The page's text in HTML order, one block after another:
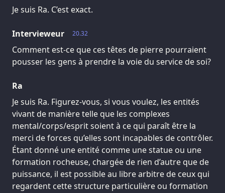
Je suis Ra. C’est exact.
20.32
Intervieweur
Comment est-ce que ces têtes de pierre pourraient
pousser les gens à prendre la voie du service de soi?
Ra
Je suis Ra. Figurez-vous, si vous voulez, les entités
vivant de manière telle que les complexes
mental/corps/esprit soient à ce qui paraît être la
merci de forces qu’elles sont incapables de contrôler.
Étant donné une entité comme une statue ou une
formation rocheuse, chargée de rien d’autre que de
puissance, il est possible au libre arbitre de ceux qui
regardent cette structure particulière ou formation